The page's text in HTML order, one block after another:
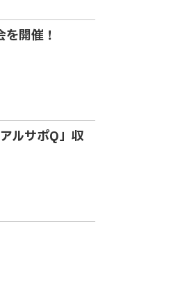
開催！
ルサポQ」収